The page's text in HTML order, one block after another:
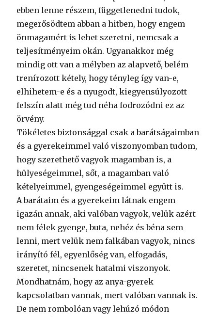
ebben lenne részem, függetlenedni tudok,
megerősödtem abban a hitben, hogy engem
önmagamért is lehet szeretni, nemcsak a
teljesítményeim okán. Ugyanakkor még
mindig ott van a mélyben az alapvető, belém
trenírozott kétely, hogy tényleg így van-e,
elhihetem-e és a nyugodt, kiegyensúlyozott
felszín alatt még tud néha fodrozódni ez az
örvény.
Tökéletes biztonsággal csak a barátságaimban
és a gyerekeimmel való viszonyomban tudom,
hogy szerethető vagyok magamban is, a
hülyeségeimmel, sőt, a magamban való
kételyeimmel, gyengeségeimmel együtt is.
A barátaim és a gyerekeim látnak engem
igazán annak, aki valóban vagyok, velük azért
nem félek gyenge, buta, nehéz és béna sem
lenni, mert velük nem falkában vagyok, nincs
irányító fél, egyenlőség van, elfogadás,
szeretet, nincsenek hatalmi viszonyok.
Mondhatnám, hogy az anya-gyerek
kapcsolatban vannak, mert valóban vannak is.
De nem rombolóan vagy lehúzó módon